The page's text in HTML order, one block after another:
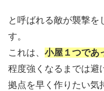
と呼ばれる敵が襲撃を
す。
これは、 小屋１つであ
程度強くなるまでは避
拠点を早く作りたい気